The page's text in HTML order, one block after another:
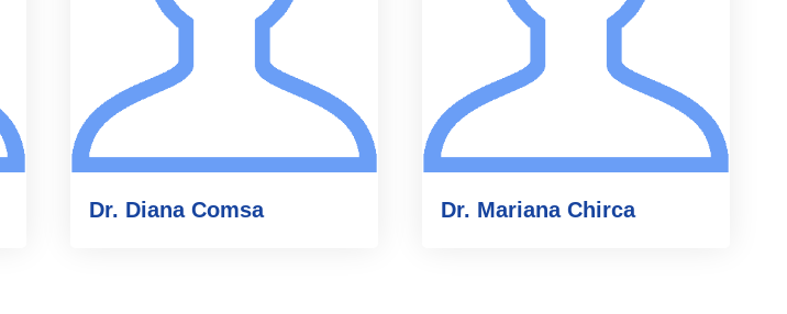
Dr. Diana Comsa Dr. Mariana Chirca